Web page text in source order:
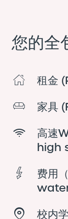
您的全
租金
家具
高速
high
费用
校内